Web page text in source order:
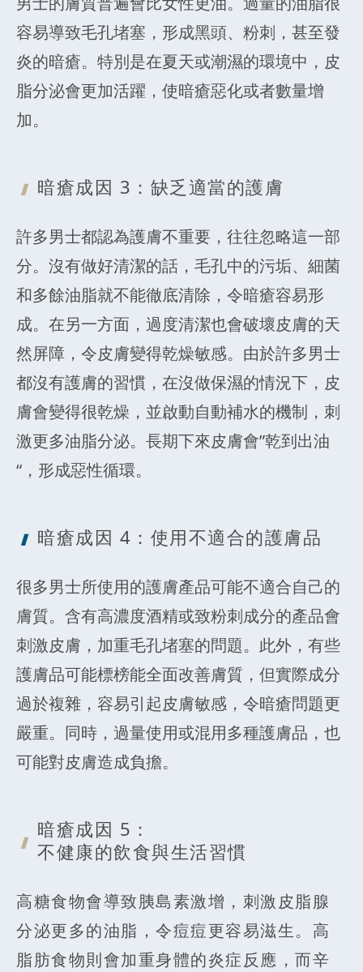
容易導致毛孔堵塞，形成黑頭、粉刺，甚至發
炎的暗瘡。特別是在夏天或潮濕的環境中，皮
脂分泌會更加活躍，使暗瘡惡化或者數量增
加。
暗瘡成因 3 ：缺乏適當的護膚
許多男士都認為護膚不重要，往往忽略這一部
分。沒有做好清潔的話，毛孔中的污垢、細菌
和多餘油脂就不能徹底清除，令暗瘡容易形
成。在另一方面，過度清潔也會破壞皮膚的天
然屏障，令皮膚變得乾燥敏感。由於許多男士
都沒有護膚的習慣，在沒做保濕的情況下，皮
膚會變得很乾燥，並啟動自動補水的機制，刺
激更多油脂分泌。長期下來皮膚會”乾到出油
“，形成惡性循環。
暗瘡成因 4 ：使用不適合的護膚品
很多男士所使用的護膚產品可能不適合自己的
膚質。含有高濃度酒精或致粉刺成分的產品會
刺激皮膚，加重毛孔堵塞的問題。此外，有些
護膚品可能標榜能全面改善膚質，但實際成分
過於複雜，容易引起皮膚敏感，令暗瘡問題更
嚴重。同時，過量使用或混用多種護膚品，也
可能對皮膚造成負擔。
暗瘡成因 5 ：
不健康的飲食與生活習慣
高糖食物會導致胰島素激增，刺激皮脂腺
分泌更多的油脂，令痘痘更容易滋生。高
脂肪食物則會加重身體的炎症反應，而辛